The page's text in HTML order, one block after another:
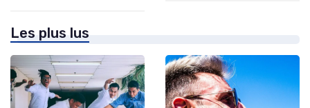
Les plus lus